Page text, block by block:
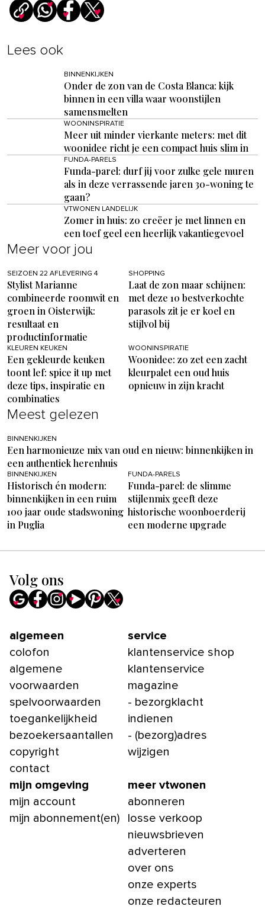
Lees ook
BINNENKIJKEN
Onder de zon van de Costa Blanca: kijk
binnen in een villa waar woonstijlen
samensmelten
WOONINSPIRATIE
Meer uit minder vierkante meters: met dit
woonidee richt je een compact huis slim in
FUNDA-PARELS
Funda-parel: durf jij voor zulke gele muren
als in deze verrassende jaren 30-woning te
gaan?
VTWONEN LANDELIJK
Zomer in huis: zo creëer je met linnen en
een toef geel een heerlijk vakantiegevoel
Meer voor jou
SEIZOEN 22 AFLEVERING 4
Stylist Marianne
combineerde roomwit en
groen in Oisterwijk:
resultaat en
productinformatie
SHOPPING
Laat de zon maar schijnen:
met deze 10 bestverkochte
parasols zit je er koel en
stijlvol bij
KLEUREN KEUKEN
Een gekleurde keuken
toont lef: spice it up met
deze tips, inspiratie en
combinaties
WOONINSPIRATIE
Woonidee: zo zet een zacht
kleurpalet een oud huis
opnieuw in zijn kracht
Meest gelezen
BINNENKIJKEN
Een harmonieuze mix van oud en nieuw: binnenkijken in
een authentiek herenhuis
BINNENKIJKEN
Historisch én modern:
binnenkijken in een ruim
100 jaar oude stadswoning
in Puglia
FUNDA-PARELS
Funda-parel: de slimme
stijlenmix geeft deze
historische woonboerderij
een moderne upgrade
Volg ons
algemeen
colofon
algemene
voorwaarden
spelvoorwaarden
toegankelijkheid
bezoekersaantallen
copyright
contact
service
klantenservice shop
klantenservice
magazine
- bezorgklacht
indienen
- (bezorg)adres
wijzigen
mijn omgeving
mijn account
mijn abonnement(en)
meer vtwonen
abonneren
losse verkoop
nieuwsbrieven
adverteren
over ons
onze experts
onze redacteuren